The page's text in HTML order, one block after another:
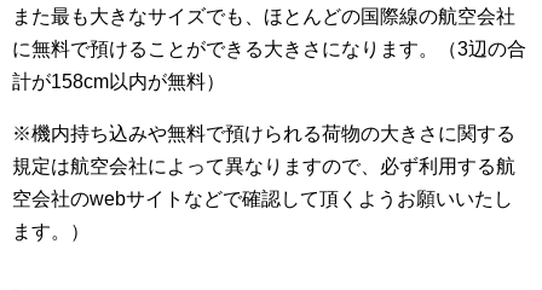
また最も大きなサイズでも、ほとんどの国際線の航空会社
に無料で預けることができる大きさになります。（3辺の合
計が158cm以内が無料）
※機内持ち込みや無料で預けられる荷物の大きさに関する
規定は航空会社によって異なりますので、必ず利用する航
空会社のwebサイトなどで確認して頂くようお願いいたし
ます。）